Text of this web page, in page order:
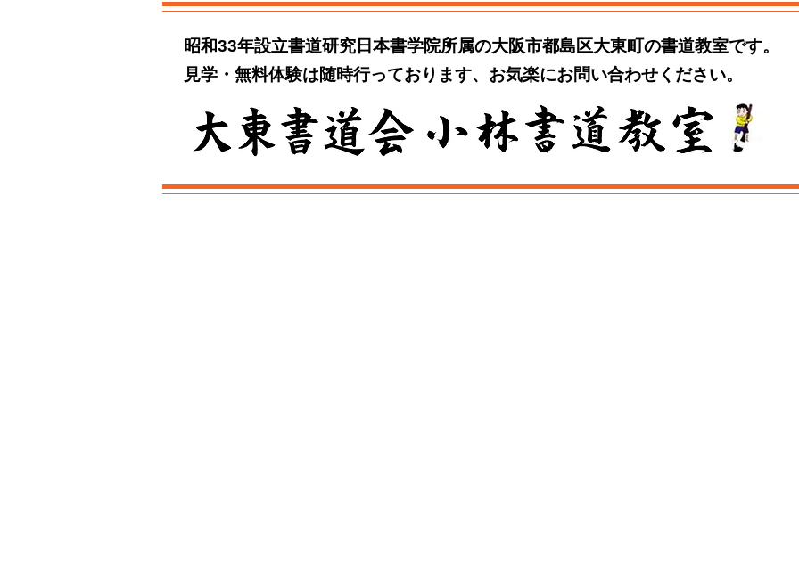
昭和33年設立書道研究日本書学院所属の大阪市都島区大東町の書道教室です。
見学・無料体験は随時行っております、お気楽にお問い合わせください。